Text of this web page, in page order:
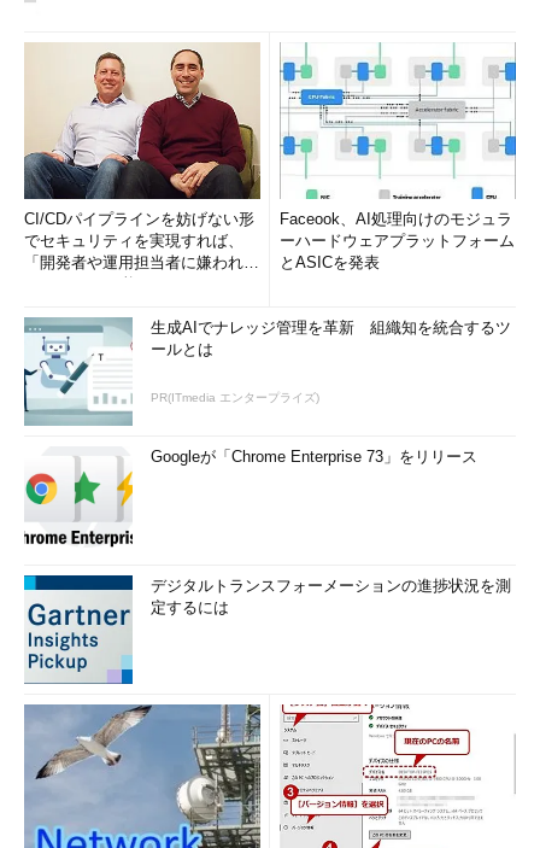
CI/CDパイプラインを妨げない形
でセキュリティを実現すれば、
「開発者や運用担当者に嫌われな
Faceook、AI処理向けのモジュラ
ーハードウェアプラットフォーム
とASICを発表
生成AIでナレッジ管理を革新 組織知を統合するツ
ールとは
PR(ITmedia エンタープライズ)
Googleが「Chrome Enterprise 73」をリリース
デジタルトランスフォーメーションの進捗状況を測
定するには